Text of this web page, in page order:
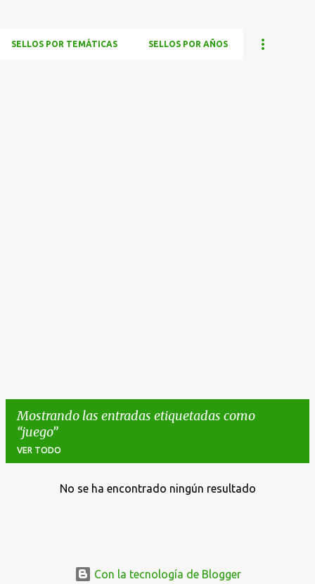
SELLOS POR TEMÁTICAS SELLOS POR AÑOS
Mostrando las entradas etiquetadas como
juego
VER TODO
No se ha encontrado ningún resultado
Con la tecnología de Blogger